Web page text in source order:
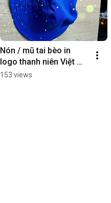
Nón / mũ tai bèo in
logo thanh niên Việt
Nam | Vải kaki cotton |
153 views